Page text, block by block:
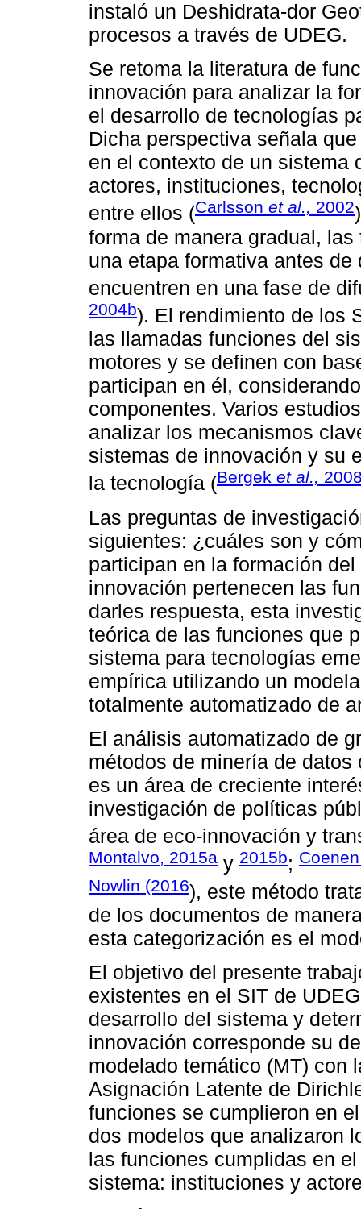
instaló un Deshidrata-dor
procesos a través de UDEG.
Se retoma la literatura de
innovación para analizar la
el desarrollo de tecnologías
Dicha perspectiva señala
en el contexto de un sistema
actores, instituciones,
entre ellos (Carlsson et al., 2002
forma de manera gradual,
una etapa formativa antes
encuentren en una fase de
2004b). El rendimiento de los
las llamadas funciones del
motores y se definen con
participan en él,
componentes. Varios
analizar los mecanismos
sistemas de innovación y su
la tecnología (Bergek et al.,
Las preguntas de
siguientes: ¿cuáles son y
participan en la formación
innovación pertenecen las
darles respuesta, esta
teórica de las funciones que
sistema para tecnologías
empírica utilizando un
totalmente automatizado de
El análisis automatizado de
métodos de minería de
es un área de creciente
investigación de políticas
área de eco-innovación y
Montalvo, 2015a y 2015b;
Nowlin (2016), este método
de los documentos de
esta categorización es el
El objetivo del presente
existentes en el SIT de
desarrollo del sistema y
innovación corresponde su
modelado temático (MT) con
Asignación Latente de
funciones se cumplieron en
dos modelos que analizaron
las funciones cumplidas en
sistema: instituciones y